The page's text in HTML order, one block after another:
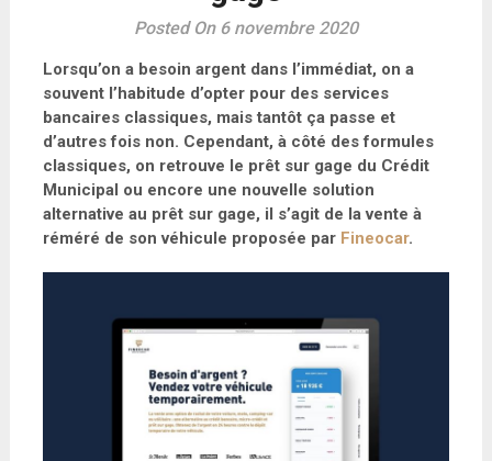
Posted On 6 novembre 2020
Lorsqu’on a besoin argent dans l’immédiat, on a
souvent l’habitude d’opter pour des services
bancaires classiques, mais tantôt ça passe et
d’autres fois non. Cependant, à côté des formules
classiques, on retrouve le prêt sur gage du Crédit
Municipal ou encore une nouvelle solution
alternative au prêt sur gage, il s’agit de la vente à
réméré de son véhicule proposée par Fineocar.